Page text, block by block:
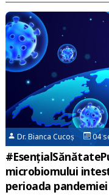
Dr. Bianca Cucoș 04
microbiomului
perioada pandemiei